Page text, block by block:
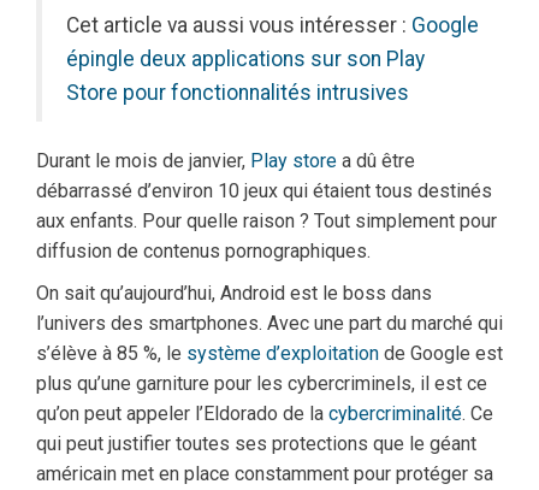
Cet article va aussi vous intéresser : Google
épingle deux applications sur son Play
Store pour fonctionnalités intrusives
Durant le mois de janvier, Play store a dû être
débarrassé d’environ 10 jeux qui étaient tous destinés
aux enfants. Pour quelle raison ? Tout simplement pour
diffusion de contenus pornographiques.
On sait qu’aujourd’hui, Android est le boss dans
l’univers des smartphones. Avec une part du marché qui
s’élève à 85 %, le système d’exploitation de Google est
plus qu’une garniture pour les cybercriminels, il est ce
qu’on peut appeler l’Eldorado de la cybercriminalité. Ce
qui peut justifier toutes ses protections que le géant
américain met en place constamment pour protéger sa